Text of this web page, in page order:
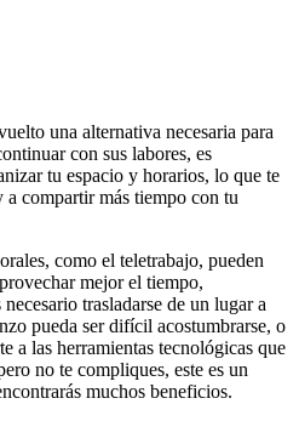
una alternativa necesaria para
con sus labores, es
tu espacio y horarios, lo que te
compartir más tiempo con tu
como el teletrabajo, pueden
mejor el tiempo,
trasladarse de un lugar a
pueda ser difícil acostumbrarse, o
a las herramientas tecnológicas que
no te compliques, este es un
muchos beneficios.